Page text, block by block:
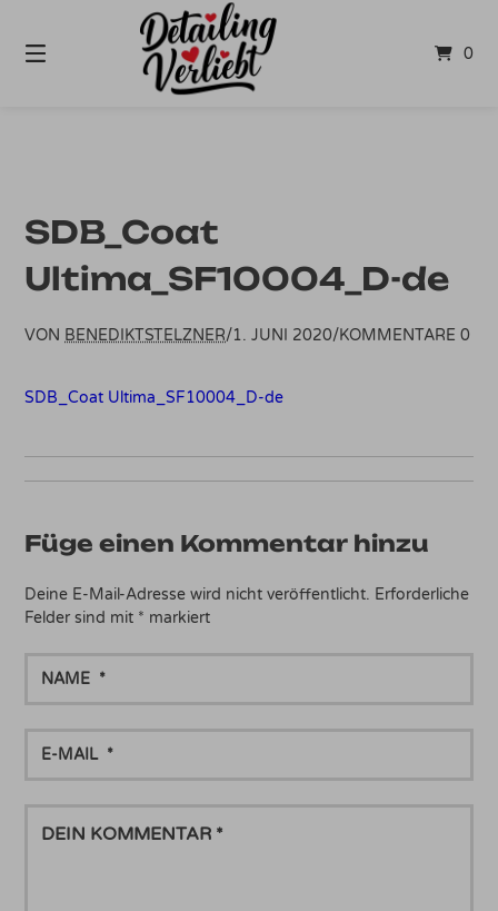
Inhalt
0
SDB_Coat
Ultima_SF10004_D-de
VON BENEDIKTSTELZNER/1. JUNI 2020/KOMMENTARE 0
SDB_Coat Ultima_SF10004_D-de
Füge einen Kommentar hinzu
Deine E-Mail-Adresse wird nicht veröffentlicht. Erforderliche
Felder sind mit * markiert
MAIL
KOMMENTAR